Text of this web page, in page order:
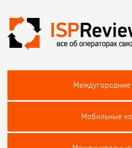
Мобильные